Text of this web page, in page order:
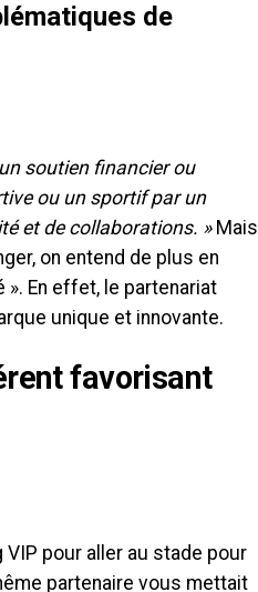
de
un soutien financier ou
ou un sportif par un
et de collaborations. »Mais
on entend de plus en
». En effet, le partenariat
unique et innovante.
favorisant
pour aller au stade pour
partenaire vous mettait